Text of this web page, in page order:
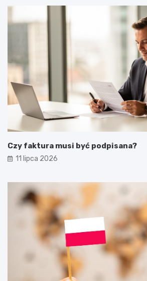
Czy faktura musi być podpisana?
11 lipca 2026